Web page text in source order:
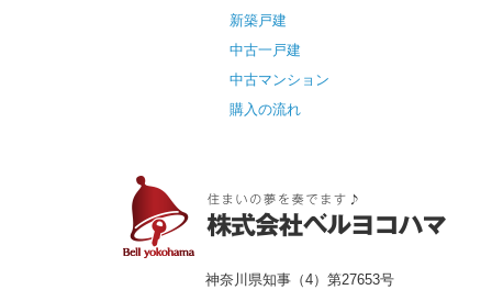
新築戸建
中古一戸建
中古マンション
購入の流れ
神奈川県知事（4）第27653号